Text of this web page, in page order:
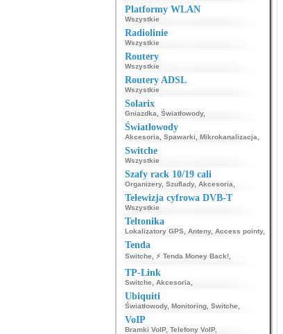
Platformy WLAN
Wszystkie
Radiolinie
Wszystkie
Routery
Wszystkie
Routery ADSL
Wszystkie
Solarix
Gniazdka Światłowody,
Światłowody
Akcesoria Spawarki Mikrokanalizacja
Switche
Wszystkie
Szafy rack 10/19 cali
Organizery, Szuflady, Akcesoria
Telewizja cyfrowa DVB-T
Wszystkie
Teltonika
Lokalizatory GPS, Anteny, Access pointy,
Tenda
Switche ⚡ Tenda Money Back!,
TP-Link
Switche Akcesoria
Ubiquiti
Światłowody, Monitoring, Switche
VoIP
Bramki VoIP, Telefony VoIP,